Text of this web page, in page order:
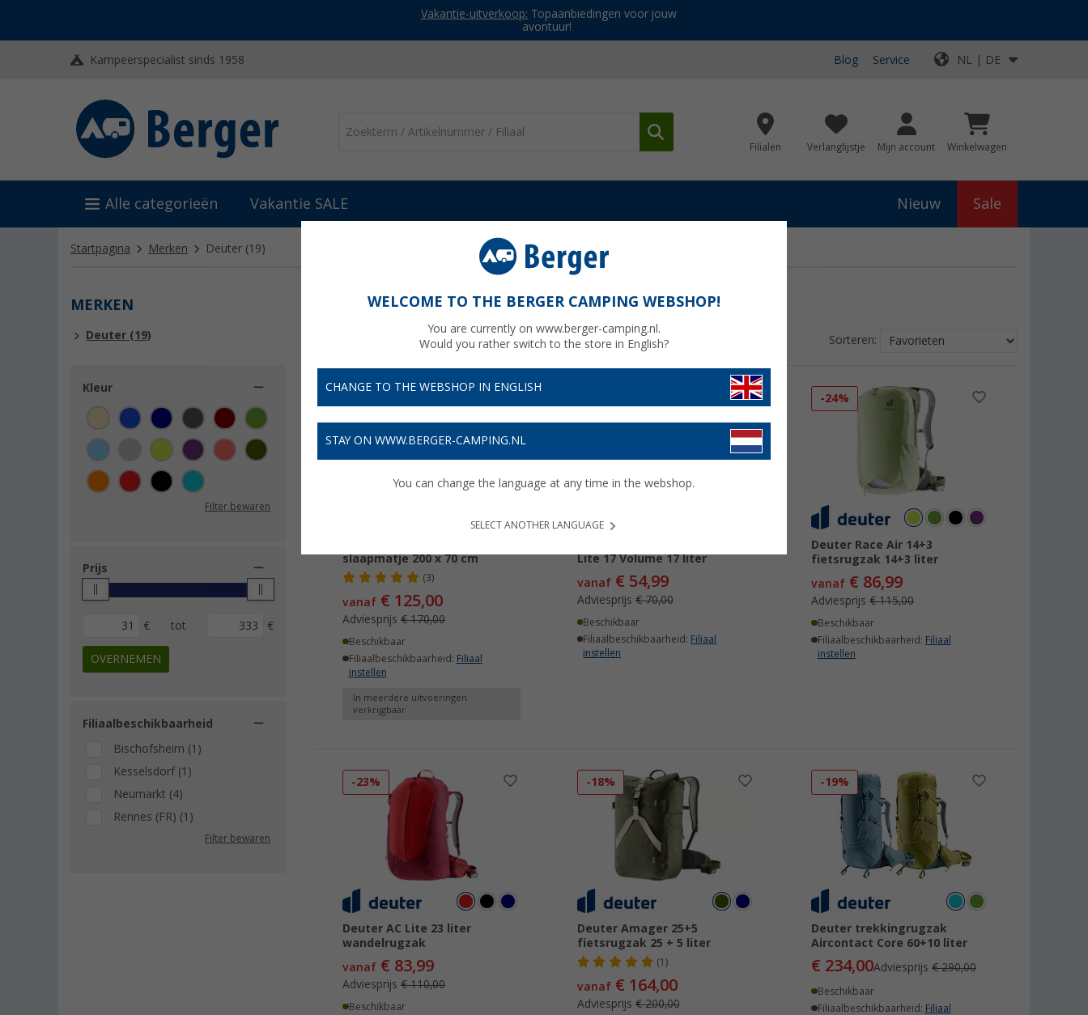
Vakantie-uitverkoop: Topaanbiedingen voor jouw
avontuur!
Kampeerspecialist sinds 1958 Blog Service NL | DE
Filialen Verlanglijstje Mijn account Winkelwagen
Alle categorieën Vakantie SALE Nieuw Sale
Startpagina Merken Deuter (19)
MERKEN
Deuter (19)
Kleur
Filter bewaren
Prijs
€ tot €
OVERNEMEN
Filiaalbeschikbaarheid
Bischofsheim (1)
Kesselsdorf (1)
Neumarkt (4)
Rennes (FR) (1)
Filter bewaren
DEUTER
Sorteren:
slaapmatje 200 x 70 cm
(3)
vanaf € 125,00
Adviesprijs€ 170,00
Beschikbaar
Filiaalbeschikbaarheid: Filiaal
instellen
In meerdere uitvoeringen
verkrijgbaar
Lite 17 Volume 17 liter
vanaf€ 54,99
Adviesprijs€ 70,00
Beschikbaar
Filiaalbeschikbaarheid: Filiaal
instellen
-24%
Deuter Race Air 14+3
fietsrugzak 14+3 liter
vanaf € 86,99
Adviesprijs€ 115,00
Beschikbaar
Filiaalbeschikbaarheid: Filiaal
instellen
-23%
Deuter AC Lite 23 liter
wandelrugzak
vanaf € 83,99
Adviesprijs€ 110,00
Beschikbaar
-18%
Deuter Amager 25+5
fietsrugzak 25 + 5 liter
(1)
vanaf€ 164,00
Adviesprijs€ 200,00
-19%
Deuter trekkingrugzak
Aircontact Core 60+10 liter
€ 234,00Adviesprijs€ 290,00
Beschikbaar
Filiaalbeschikbaarheid: Filiaal
WELCOME TO THE BERGER CAMPING WEBSHOP!
You are currently on www.berger-camping.nl.
Would you rather switch to the store in English?
CHANGE TO THE WEBSHOP IN ENGLISH
STAY ON WWW.BERGER-CAMPING.NL
You can change the language at any time in the webshop.
SELECT ANOTHER LANGUAGE